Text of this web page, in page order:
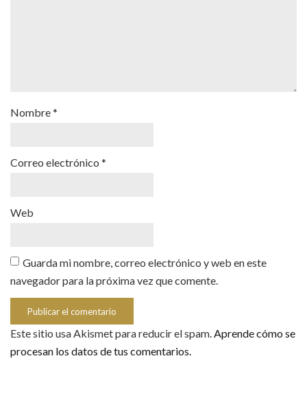
Nombre*
Correo electrónico *
Web
Guarda mi nombre, correo electrónico y web en este
navegador para la próxima vez que comente.
Este sitio usa Akismet para reducir el spam.Aprende cómo se
procesan los datos de tus comentarios.